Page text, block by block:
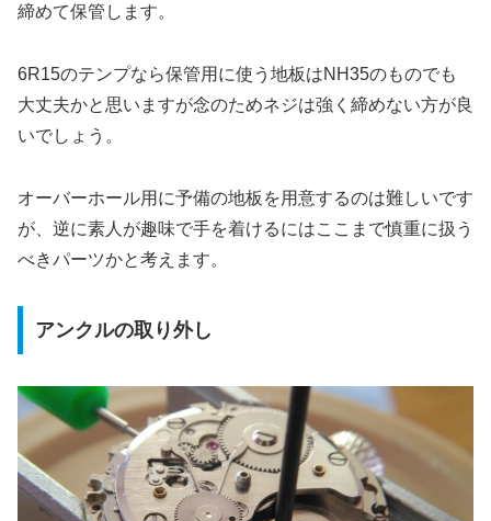
締めて保管します。
6R15のテンプなら保管用に使う地板はNH35のものでも
大丈夫かと思いますが念のためネジは強く締めない方が良
いでしょう。
オーバーホール用に予備の地板を用意するのは難しいです
が、逆に素人が趣味で手を着けるにはここまで慎重に扱う
べきパーツかと考えます。
アンクルの取り外し